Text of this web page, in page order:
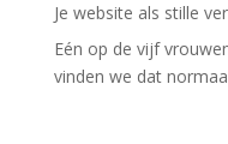
Je website als stille
Eén op de vijf
vinden we dat